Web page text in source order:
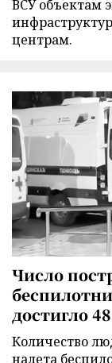
ВСУ объектам
центрам.
Число
достигло
Количество
налета